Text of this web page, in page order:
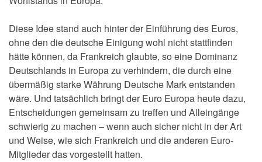
Diese Idee stand auch hinter der Einführung des Euros,
ohne den die deutsche Einigung wohl nicht stattfinden
hätte können, da Frankreich glaubte, so eine Dominanz
Deutschlands in Europa zu verhindern, die durch eine
übermäßig starke Währung Deutsche Mark entstanden
wäre. Und tatsächlich bringt der Euro Europa heute dazu,
Entscheidungen gemeinsam zu treffen und Alleingänge
schwierig zu machen – wenn auch sicher nicht in der Art
und Weise, wie sich Frankreich und die anderen Euro-
Mitglieder das vorgestellt hatten.